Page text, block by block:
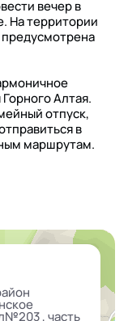
вечер в
На территории
предусмотрена
Алтая.
отпуск,
в
маршрутам.
, часть